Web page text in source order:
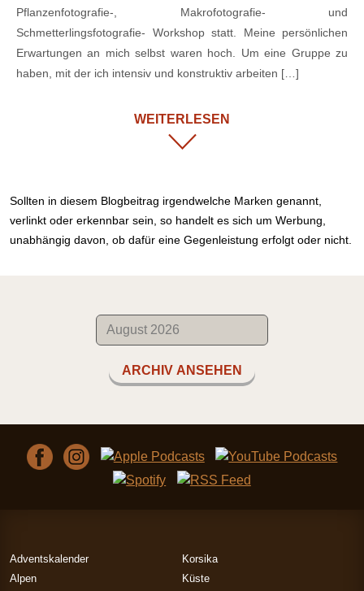
Pflanzenfotografie-, Makrofotografie- und
Schmetterlingsfotografie- Workshop statt. Meine persönlichen
Erwartungen an mich selbst waren hoch. Um eine Gruppe zu
haben, mit der ich intensiv und konstruktiv arbeiten […]
WEITERLESEN
Sollten in diesem Blogbeitrag irgendwelche Marken genannt,
verlinkt oder erkennbar sein, so handelt es sich um Werbung,
unabhängig davon, ob dafür eine Gegenleistung erfolgt oder nicht.
ARCHIV ANSEHEN
Adventskalender
Alpen
Korsika
Küste